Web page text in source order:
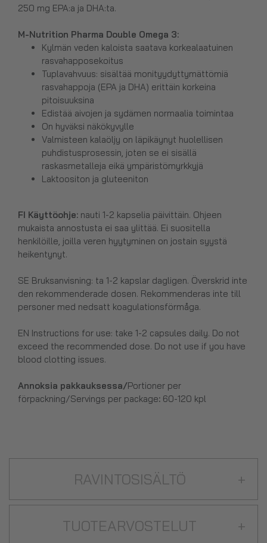
250 mg EPA:a ja DHA:ta.
M-Nutrition Pharma Double Omega 3:
Kylmän veden kaloista saatava korkealaatuinen
rasvahapposekoitus
Tuplavahvuus: sisältää monityydyttymättömiä
rasvahappoja (EPA ja DHA) erittäin korkeina
pitoisuuksina
Edistää aivojen ja sydämen normaalia toimintaa
On hyväksi näkökyvylle
Valmisteen kalaöljy on läpikäynyt huolellisen
puhdistusprosessin, joten se ei sisällä
raskasmetalleja eikä ympäristömyrkkyjä
Laktoositon ja gluteeniton
FI Käyttöohje: nauti 1-2 kapselia päivittäin. Ohjeen
mukaista annostusta ei saa ylittää. Ei suositella
henkilöille, joilla veren hyytyminen on jostain syystä
heikentynyt.
SE Bruksanvisning: ta 1-2 kapslar dagligen. Överskrid inte
den rekommenderade dosen. Rekommenderas inte till
personer med nedsatt koagulationsförmåga.
EN Instructions for use: take 1-2 capsules daily. Do not
exceed the recommended dose. Do not use if you have
blood clotting issues.
Annoksia pakkauksessa/Portioner per
förpackning/Servings per package: 60-120 kpl
RAVINTOSISÄLTÖ +
TUOTEARVOSTELUT +